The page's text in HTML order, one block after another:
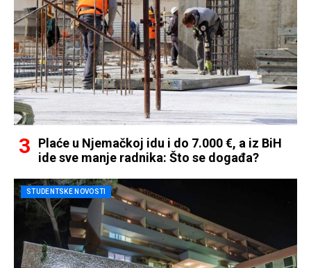
Plaće u Njemačkoj idu i do 7.000 €, a iz BiH
ide sve manje radnika: Što se događa?
STUDENTSKE NOVOSTI